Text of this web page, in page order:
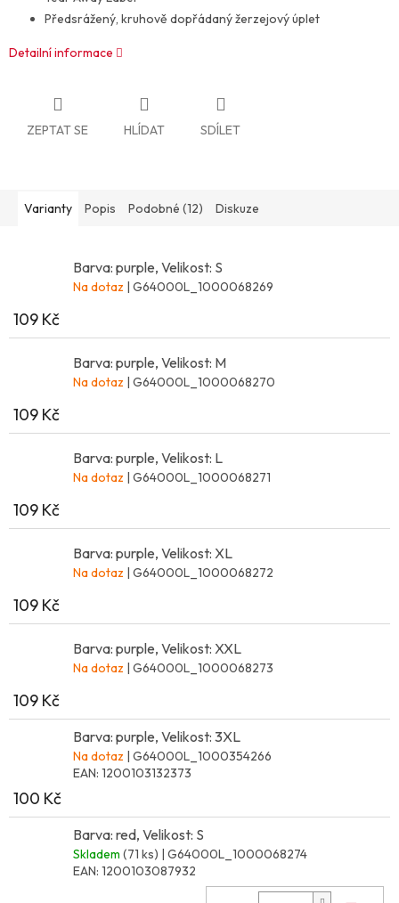
Předsrážený, kruhově dopřádaný žerzejový úplet
Detailní informace
ZEPTAT SE HLÍDAT SDÍLET
Varianty Popis Podobné (12) Diskuze
Barva: purple, Velikost: S
Na dotaz | G64000L_1000068269
109 Kč
Barva: purple, Velikost: M
Na dotaz | G64000L_1000068270
109 Kč
Barva: purple, Velikost: L
Na dotaz | G64000L_1000068271
109 Kč
Barva: purple, Velikost: XL
Na dotaz | G64000L_1000068272
109 Kč
Barva: purple, Velikost: XXL
Na dotaz | G64000L_1000068273
109 Kč
Barva: purple, Velikost: 3XL
Na dotaz | G64000L_1000354266
EAN: 1200103132373
100 Kč
Barva: red, Velikost: S
Skladem (71 ks) | G64000L_1000068274
EAN: 1200103087932